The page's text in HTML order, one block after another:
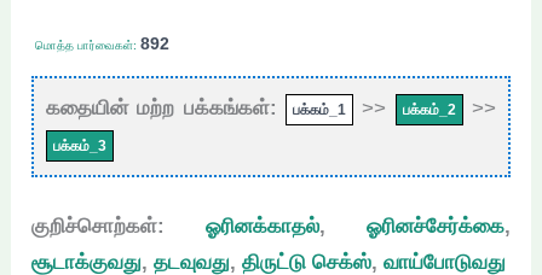
மொத்த பார்வைகள்: 892
கதையின் மற்ற பக்கங்கள்: பக்கம்_1 >> பக்கம்_2 >>
பக்கம்_3
குறிச்சொற்கள்: ஓரினக்காதல், ஓரினச்சேர்க்கை,
சூடாக்குவது,தடவுவது,திருட்டு செக்ஸ்,வாய்போடுவது